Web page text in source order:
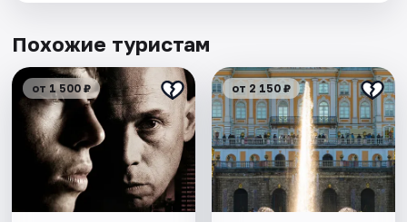
Похожие туристам
от 1 500 ₽ от 2 150 ₽